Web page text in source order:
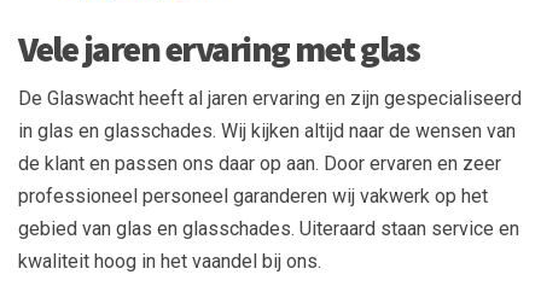
Vele jaren ervaring met glas
De Glaswacht heeft al jaren ervaring en zijn gespecialiseerd
in glas en glasschades. Wij kijken altijd naar de wensen van
de klant en passen ons daar op aan. Door ervaren en zeer
professioneel personeel garanderen wij vakwerk op het
gebied van glas en glasschades. Uiteraard staan service en
kwaliteit hoog in het vaandel bij ons.